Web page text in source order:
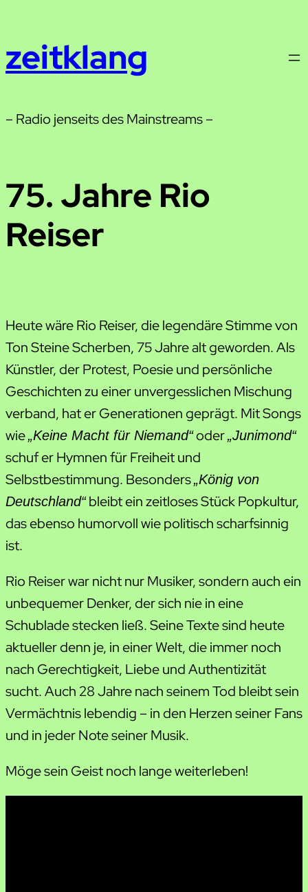
springen
zeitklang
– Radio jenseits des Mainstreams –
75. Jahre Rio
Reiser
Heute wäre Rio Reiser, die legendäre Stimme von
Ton Steine Scherben, 75 Jahre alt geworden. Als
Künstler, der Protest, Poesie und persönliche
Geschichten zu einer unvergesslichen Mischung
verband, hat er Generationen geprägt. Mit Songs
wie„Keine Macht für Niemand“oder„Junimond“
schuf er Hymnen für Freiheit und
Selbstbestimmung. Besonders„König von
Deutschland“bleibt ein zeitloses Stück Popkultur,
das ebenso humorvoll wie politisch scharfsinnig
ist.
Rio Reiser war nicht nur Musiker, sondern auch ein
unbequemer Denker, der sich nie in eine
Schublade stecken ließ. Seine Texte sind heute
aktueller denn je, in einer Welt, die immer noch
nach Gerechtigkeit, Liebe und Authentizität
sucht. Auch 28 Jahre nach seinem Tod bleibt sein
Vermächtnis lebendig – in den Herzen seiner Fans
und in jeder Note seiner Musik.
Möge sein Geist noch lange weiterleben!